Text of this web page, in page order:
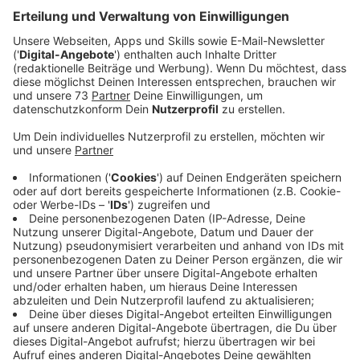
Anzeige
Wird mein Tag gut oder schlecht?
Ein blöder Start in den Tag kann für Einige bedeuten,
dass der Tag schon versaut ist. Das zeigt auch eine
aktuelle Studie aus den USA. Ein Viertel der Befragten
weiß morgens schon, ob der Tag gut oder schlecht
wird - und das durchschnittlich schon um 8:36 Uhr.
Wann ist für Euch schon morgens klar - DER Tag ist
gelaufen? Teilt das gern mit uns - einfach per WA
Sprachnachricht (+491777101589). Wir freuen uns auf
Eure Storys!